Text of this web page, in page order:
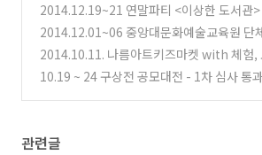
(0)
2014.12.19~21 연말파티 <이상한 도서관>
2014.12.01~06 중앙대문화예술교육원 단
시회 - 품
(0)
2014.10.11. 나름아트키즈마켓 with 체험,
들 몰려(?)오시길~! (0)
10.19 ~ 24 구상전 공모대전 - 1차 심사 통
관련글